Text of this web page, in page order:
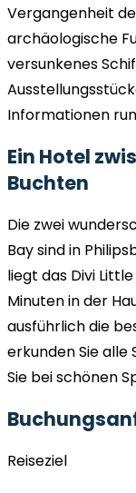
Vergangenheit
archäologische
versunkenes
Informationen
Ein Hotel
Buchten
Die zwei
Bay sind in
liegt das Divi
Minuten in der
ausführlich die
erkunden Sie
Sie bei schönen
Reiseziel